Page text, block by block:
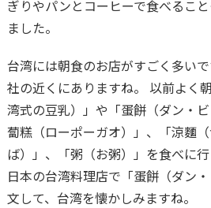
ぎりやパンとコーヒーで食べるこ
ました。
台湾には朝食のお店がすごく多い
社の近くにありますね。 以前よく
湾式の豆乳）」や「蛋餅（ダン・
蔔糕（ローポーガオ）」、「涼麵
ば）」、「粥（お粥）」を食べに
日本の台湾料理店で「蛋餅（ダン
文して、台湾を懐かしみますね。